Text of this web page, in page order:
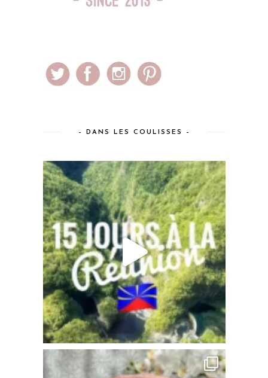
– DANS LES COULISSES –